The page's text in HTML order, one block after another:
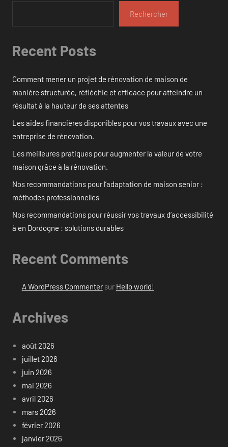
Rechercher
Recent Posts
Comment mener un projet de rénovation de maison de
manière structurée, réfléchie et efficace pour atteindre un
résultat à la hauteur de ses attentes
Les aides financières disponibles pour vos travaux avec une
entreprise de rénovation.
Les meilleures pratiques pour augmenter la valeur de votre
maison grâce à la rénovation.
Nos recommandations pour l’adaptation de maison senior :
méthodes professionnelles
Nos recommandations pour réussir vos travaux d’accessibilité
à en Dordogne : solutions durables
Recent Comments
A WordPress Commentersur Hello world!
Archives
août 2026
juillet 2026
juin 2026
mai 2026
avril 2026
mars 2026
février 2026
janvier 2026